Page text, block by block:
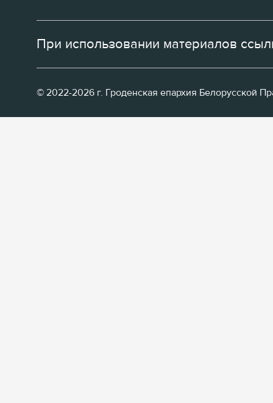
При использовании материалов
© 2022-2026 г. Гроденская епархия Белорусской